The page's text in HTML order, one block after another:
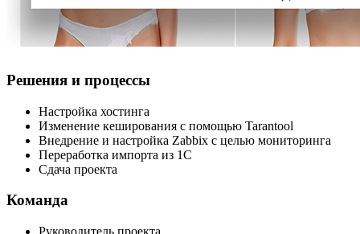
Решения и процессы
Настройка хостинга
Изменение кеширования с помощью Tarantool
Внедрение и настройка Zabbix с целью мониторинга
Переработка импорта из 1С
Сдача проекта
Команда